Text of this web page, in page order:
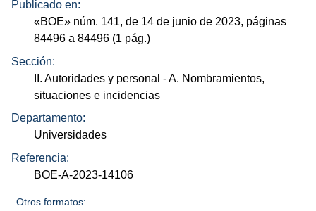
Publicado en:
«BOE» núm. 141, de 14 de junio de 2023, páginas
84496 a 84496 (1 pág.)
Sección:
II. Autoridades y personal - A. Nombramientos,
situaciones e incidencias
Departamento:
Universidades
Referencia:
BOE-A-2023-14106
Otros formatos: